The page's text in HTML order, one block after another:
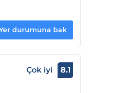
durumuna bak
Çok iyi 8.1